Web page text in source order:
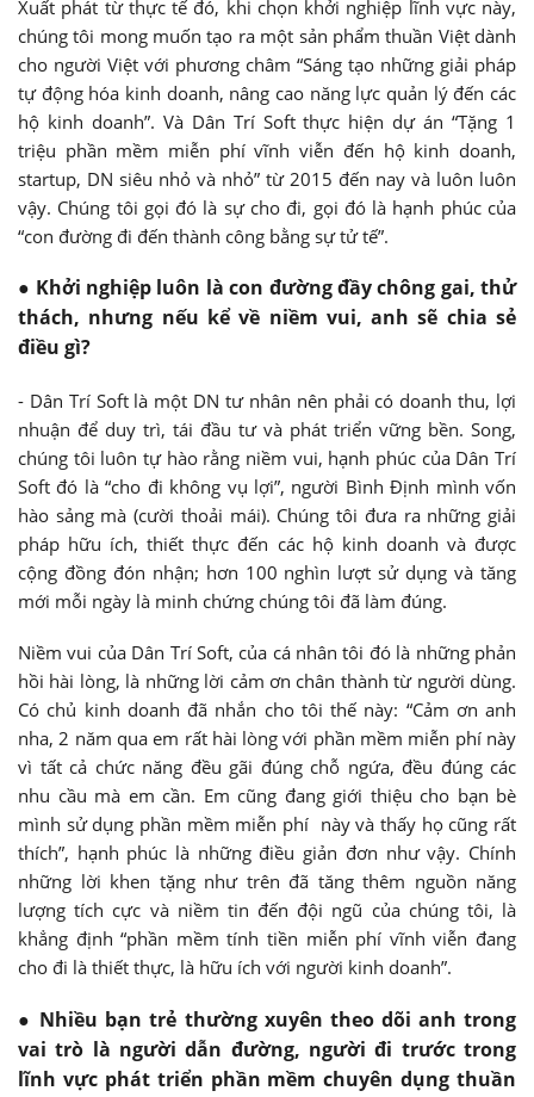
Xuất phát từ thực tế đó, khi chọn khởi nghiệp lĩnh vực này,
chúng tôi mong muốn tạo ra một sản phẩm thuần Việt dành
cho người Việt với phương châm “Sáng tạo những giải pháp
tự động hóa kinh doanh, nâng cao năng lực quản lý đến các
hộ kinh doanh”. Và Dân Trí Soft thực hiện dự án “Tặng 1
triệu phần mềm miễn phí vĩnh viễn đến hộ kinh doanh,
startup, DN siêu nhỏ và nhỏ” từ 2015 đến nay và luôn luôn
vậy. Chúng tôi gọi đó là sự cho đi, gọi đó là hạnh phúc của
“con đường đi đến thành công bằng sự tử tế”.
● Khởi nghiệp luôn là con đường đầy chông gai, thử
thách, nhưng nếu kể về niềm vui, anh sẽ chia sẻ
điều gì?
- Dân Trí Soft là một DN tư nhân nên phải có doanh thu, lợi
nhuận để duy trì, tái đầu tư và phát triển vững bền. Song,
chúng tôi luôn tự hào rằng niềm vui, hạnh phúc của Dân Trí
Soft đó là “cho đi không vụ lợi”, người Bình Định mình vốn
hào sảng mà (cười thoải mái). Chúng tôi đưa ra những giải
pháp hữu ích, thiết thực đến các hộ kinh doanh và được
cộng đồng đón nhận; hơn 100 nghìn lượt sử dụng và tăng
mới mỗi ngày là minh chứng chúng tôi đã làm đúng.
Niềm vui của Dân Trí Soft, của cá nhân tôi đó là những phản
hồi hài lòng, là những lời cảm ơn chân thành từ người dùng.
Có chủ kinh doanh đã nhắn cho tôi thế này: “Cảm ơn anh
nha, 2 năm qua em rất hài lòng với phần mềm miễn phí này
vì tất cả chức năng đều gãi đúng chỗ ngứa, đều đúng các
nhu cầu mà em cần. Em cũng đang giới thiệu cho bạn bè
mình sử dụng phần mềm miễn phí này và thấy họ cũng rất
thích”, hạnh phúc là những điều giản đơn như vậy. Chính
những lời khen tặng như trên đã tăng thêm nguồn năng
lượng tích cực và niềm tin đến đội ngũ của chúng tôi, là
khẳng định “phần mềm tính tiền miễn phí vĩnh viễn đang
cho đi là thiết thực, là hữu ích với người kinh doanh”.
● Nhiều bạn trẻ thường xuyên theo dõi anh trong
vai trò là người dẫn đường, người đi trước trong
lĩnh vực phát triển phần mềm chuyên dụng thuần